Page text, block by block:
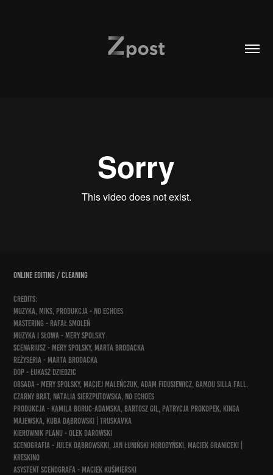
online editing / cleaning
credits:
muzyka, miks, produkcja - No Echoes
mastering - Rafał Smoleń
muzyka i słowa - Mery Spolsky
scenariusz - Mery Spolsky, Marta Brodacka
reżyseria - Marta Brodacka
dop - Łukasz Dziedzic
obsada - Mery Spolsky, Maciej Maleńczuk, Adam Fidusiewicz, Gamou Silla Fall,
Czarny Brat, Natalia Sierzputowska, No Echoes
produkcja - Kamila Boruc-Adamska, Bartosz Gil, Patrycja Prokopek, Kinga
Majewska, Kuba Dąbrowski | Truskavka
kierownik planu - Olek Darowski
scenografia - Julek Dąbrowskki, Jan Łuniński Horodyński, Maciek Graniceki |
Kreskino
asystent scenografa - Maciek Kuśmierski